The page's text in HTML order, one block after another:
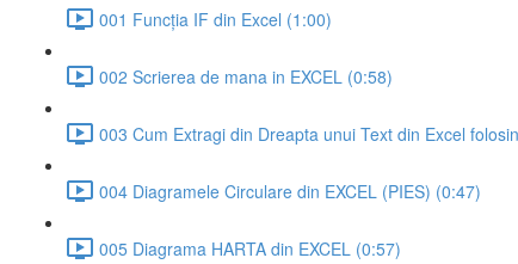
001 Funcția IF din Excel (1:00)
002 Scrierea de mana in EXCEL (0:58)
003 Cum Extragi din Dreapta unui Text din Excel
004 Diagramele Circulare din EXCEL (PIES) (0:47)
005 Diagrama HARTA din EXCEL (0:57)